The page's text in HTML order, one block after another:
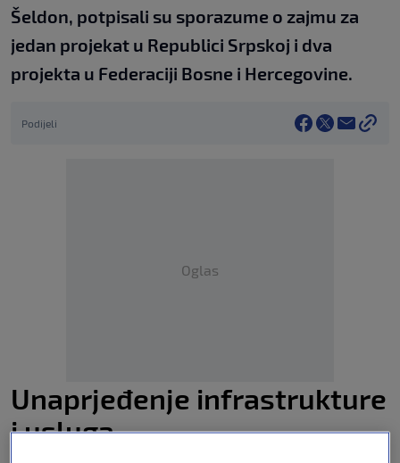
Šeldon, potpisali su sporazume o zajmu za
jedan projekat u Republici Srpskoj i dva
projekta u Federaciji Bosne i Hercegovine.
Podijeli
Oglas
Unaprjeđenje infrastrukture
i usluga